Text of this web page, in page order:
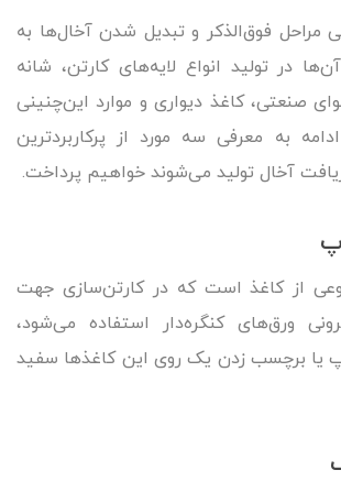
مراحل فوق‌الذکر و تبدیل شدن آخال‌ها به
در تولید انواع لایه‌های کارتن، شانه
صنعتی، کاغذ دیواری و موارد این‌چنینی
به معرفی سه مورد از پرکاربردترین
آخال تولید می‌شوند خواهیم پرداخت.
از کاغذ است که در کارتن‌سازی جهت
ورق‌های کنگره‌دار استفاده می‌شود،
برچسب زدن یک روی این کاغذها سفید